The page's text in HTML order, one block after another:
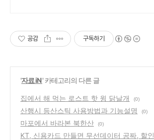
공감 구독하기
'자료 iN' 카테고리의 다른 글
집에서 해 먹는 로스트 핫 윙 닭날개 (0)
산행시 등산스틱 사용방법과 기능설명 (0)
마포에서 바라본 북한산 (0)
KT, 신용카드 만들면 무선데이터 공짜, 할인